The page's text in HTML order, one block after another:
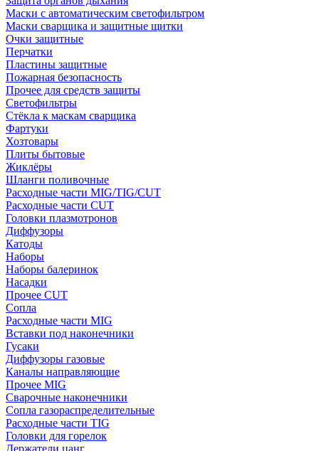
Маски с автоматическим светофильтром
Маски сварщика и защитные щитки
Очки защитные
Перчатки
Пластины защитные
Пожарная безопасность
Прочее для средств защиты
Светофильтры
Стёкла к маскам сварщика
Фартуки
Хозтовары
Плиты бытовые
Жиклёры
Шланги поливочные
Расходные части MIG/TIG/CUT
Расходные части CUT
Головки плазмотронов
Диффузоры
Катоды
Наборы
Наборы балеринок
Насадки
Прочее CUT
Сопла
Расходные части MIG
Вставки под наконечники
Гусаки
Диффузоры газовые
Каналы направляющие
Прочее MIG
Сварочные наконечники
Сопла газораспределительные
Расходные части TIG
Головки для горелок
Держатели цанг